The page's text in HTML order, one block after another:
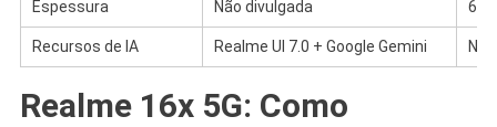
Espessura Não divulgada
Recursos de IA Realme UI 7.0 + Google Gemini
Realme 16x 5G: Como